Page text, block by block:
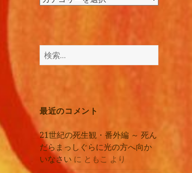
の
講
ポ
ー
ト
検
索:
最近のコメント
21世紀の死生観・番外編 ～ 死ん
だらまっしぐらに光の方へ向か
いなさい に ともこ より